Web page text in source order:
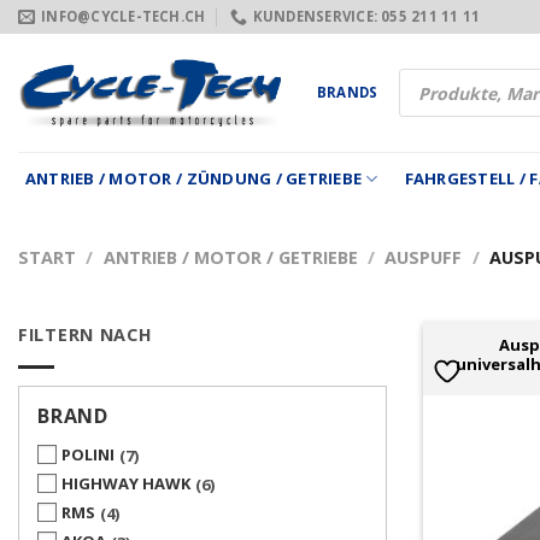
Zum
Inhalt
springen
INFO@CYCLE-TECH.CH KUNDENSERVICE: 055 211 11 11
BRANDS
Products
search
ANTRIEB / MOTOR / ZÜNDUNG / GETRIEBE FAHRGESTELL /
START / ANTRIEB / MOTOR / GETRIEBE / AUSPUFF /
FILTERN NACH
BRAND
POLINI
7
HIGHWAY HAWK 6
RMS
4